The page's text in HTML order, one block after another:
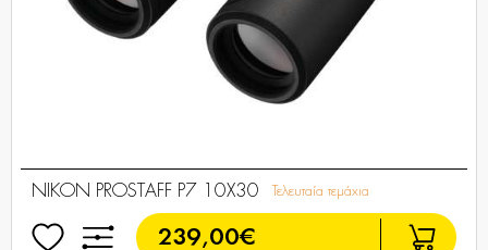
NIKON PROSTAFF P7 10X30 Τελευταία τεμάχια
239,00€